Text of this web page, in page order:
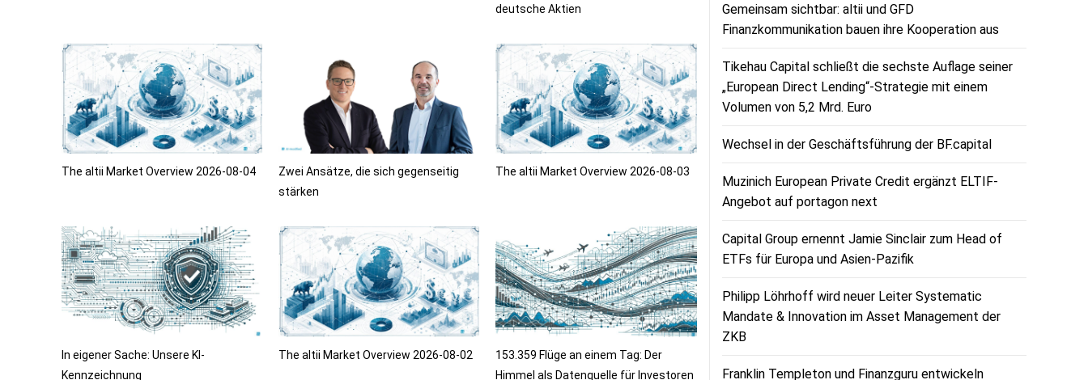
deutsche Aktien
The altii Market Overview 2026-08-04
Zwei Ansätze, die sich gegenseitig
stärken
The altii Market Overview 2026-08-03
In eigener Sache: Unsere KI-
Kennzeichnung
The altii Market Overview 2026-08-02
153.359 Flüge an einem Tag: Der
Himmel als Datenquelle für Investoren
Gemeinsam sichtbar: altii und GFD
Finanzkommunikation bauen ihre Kooperation aus
Tikehau Capital schließt die sechste Auflage seiner
„European Direct Lending“-Strategie mit einem
Volumen von 5,2 Mrd. Euro
Wechsel in der Geschäftsführung der BF.capital
Muzinich European Private Credit ergänzt ELTIF-
Angebot auf portagon next
Capital Group ernennt Jamie Sinclair zum Head of
ETFs für Europa und Asien-Pazifik
Philipp Löhrhoff wird neuer Leiter Systematic
Mandate & Innovation im Asset Management der
ZKB
Franklin Templeton und Finanzguru entwickeln